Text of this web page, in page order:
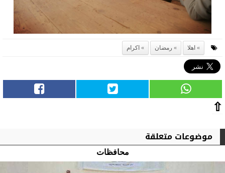
اهلا رمضان اكرام
⇧
موضوعات متعلقة
محافظات